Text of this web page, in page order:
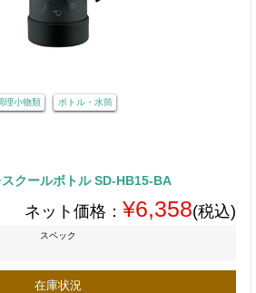
理小物類 ボトル・水筒
クールボトル SD-HB15-BA
ネット価格： ¥6,358(税込)
スペック
在庫状況